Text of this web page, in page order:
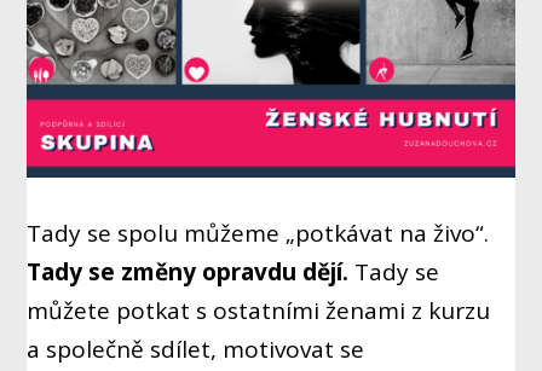
Tady se spolu můžeme „potkávat na živo“.
Tady se změny opravdu dějí. Tady se
můžete potkat s ostatními ženami z kurzu
a společně sdílet, motivovat se